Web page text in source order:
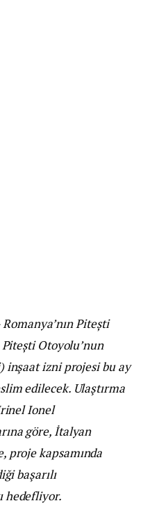
Pitești
Otoyolu’nun
inşaat izni projesi bu ay
edilecek. Ulaştırma
Ionel
göre, İtalyan
proje kapsamında
başarılı
hedefliyor.